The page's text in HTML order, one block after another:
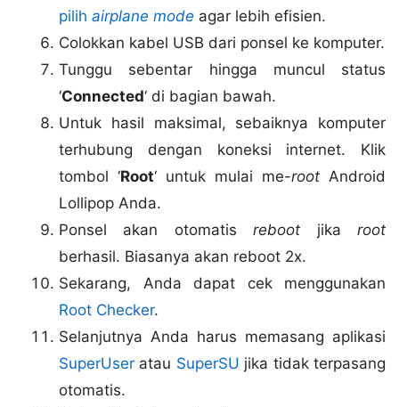
pilih airplane mode agar lebih efisien.
Colokkan kabel USB dari ponsel ke komputer.
Tunggu sebentar hingga muncul status
‘Connected‘ di bagian bawah.
Untuk hasil maksimal, sebaiknya komputer
terhubung dengan koneksi internet. Klik
tombol ‘Root‘ untuk mulai me-root Android
Lollipop Anda.
Ponsel akan otomatisreboot jikaroot
berhasil. Biasanya akan reboot 2x.
Sekarang, Anda dapat cek menggunakan
Root Checker.
Selanjutnya Anda harus memasang aplikasi
SuperUser atau SuperSU jika tidak terpasang
otomatis.